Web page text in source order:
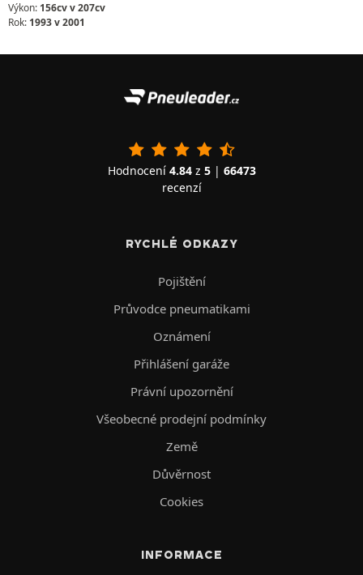
Výkon: 156cv v 207cv
Rok: 1993 v 2001
Hodnocení 4.84z 5| 66473
recenzí
RYCHLÉ ODKAZY
Pojištění
Průvodce pneumatikami
Oznámení
Přihlášení garáže
Právní upozornění
Všeobecné prodejní podmínky
Země
Důvěrnost
Cookies
INFORMACE